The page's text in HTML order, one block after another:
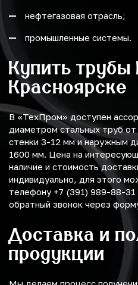
нефтегазовая отрасль;
промышленные системы.
Купить
Красноярске
В «ТехПром» доступен
диаметром стальных труб
стенки 3-12 мм и наружным
1600 мм. Цена на
наличие и стоимость
индивидуально, для этого
телефону +7 (391) 989-88-31
обратный звонок через
Доставка и
продукции